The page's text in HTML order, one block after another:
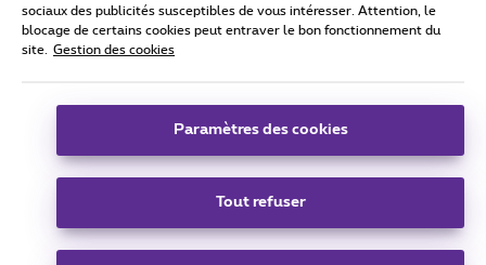
Tous droits réservés. © 2026 Proximus
Conditions générales, info consommateur
Coordonnées de l’entreprise
Boulevard du Roi Albert II 27 - B-1030 Bruxelles.
Carrier & Wholesale Solutions
sociaux des publicités susceptibles de vous intéresser. Attention, le
blocage de certains cookies peut entraver le bon fonctionnement du
site.
Gestion des cookies
Paramètres des cookies
Tout refuser